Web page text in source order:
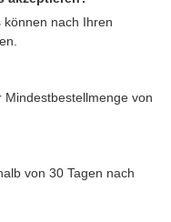
nach Ihren
von
von 30 Tagen nach